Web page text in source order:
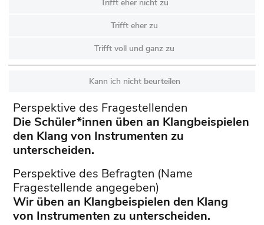
Trifft eher nicht zu
Trifft eher zu
Trifft voll und ganz zu
Kann ich nicht beurteilen
Perspektive des Fragestellenden
Die Schüler*innen üben an Klangbeispielen
den Klang von Instrumenten zu
unterscheiden.
Perspektive des Befragten (Name
Fragestellende angegeben)
Wir üben an Klangbeispielen den Klang
von Instrumenten zu unterscheiden.